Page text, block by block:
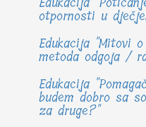
otpornosti u
Edukacija "Mitovi
metoda odgoja /
Edukacija
budem dobro sa
za druge?"